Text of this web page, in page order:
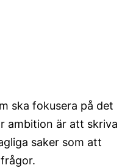
ska fokusera på det
ambition är att skriva
saker som att